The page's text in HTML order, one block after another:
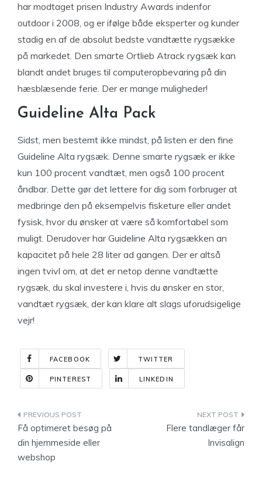
har modtaget prisen Industry Awards indenfor
outdoor i 2008, og er ifølge både eksperter og kunder
stadig en af de absolut bedste vandtætte rygsække
på markedet. Den smarte Ortlieb Atrack rygsæk kan
blandt andet bruges til computeropbevaring på din
hæsblæsende ferie. Der er mange muligheder!
Guideline Alta Pack
Sidst, men bestemt ikke mindst, på listen er den fine
Guideline Alta rygsæk. Denne smarte rygsæk er ikke
kun 100 procent vandtæt, men også 100 procent
åndbar. Dette gør det lettere for dig som forbruger at
medbringe den på eksempelvis fisketure eller andet
fysisk, hvor du ønsker at være så komfortabel som
muligt. Derudover har Guideline Alta rygsækken an
kapacitet på hele 28 liter ad gangen. Der er altså
ingen tvivl om, at det er netop denne vandtætte
rygsæk, du skal investere i, hvis du ønsker en stor,
vandtæt rygsæk, der kan klare alt slags uforudsigelige
vejr!
FACEBOOK TWITTER
PINTEREST LINKEDIN
Indlægsnavigation
Få optimeret besøg på
din hjemmeside eller
webshop
Flere tandlæger får
Invisalign